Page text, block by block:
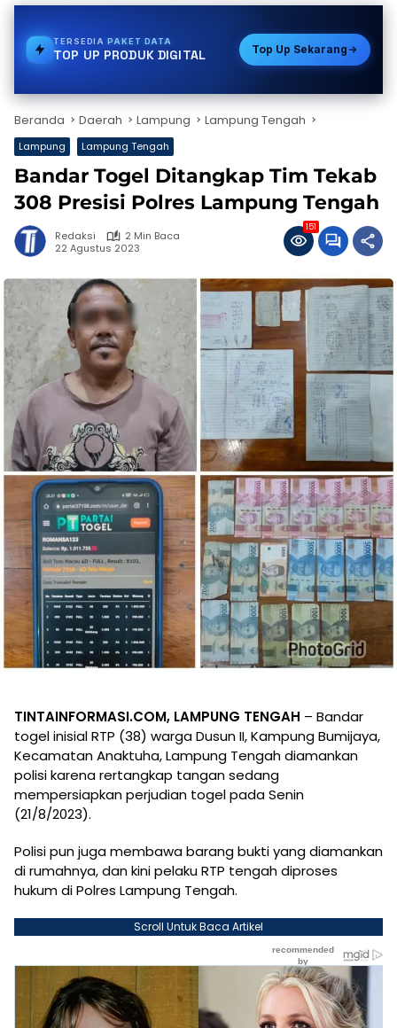
TERSEDIASTREAMING
TOP UP PRODUK DIGITAL Top Up Sekarang
Beranda Daerah Lampung Lampung Tengah
Lampung Lampung Tengah
Bandar Togel Ditangkap Tim Tekab
308 Presisi Polres Lampung Tengah
Redaksi
2 Min Baca
22 Agustus 2023
151
TINTAINFORMASI.COM, LAMPUNG TENGAH – Bandar
togel inisial RTP (38) warga Dusun II, Kampung Bumijaya,
Kecamatan Anaktuha, Lampung Tengah diamankan
polisi karena rertangkap tangan sedang
mempersiapkan perjudian togel pada Senin
(21/8/2023).
Polisi pun juga membawa barang bukti yang diamankan
di rumahnya, dan kini pelaku RTP tengah diproses
hukum di Polres Lampung Tengah.
Scroll Untuk Baca Artikel